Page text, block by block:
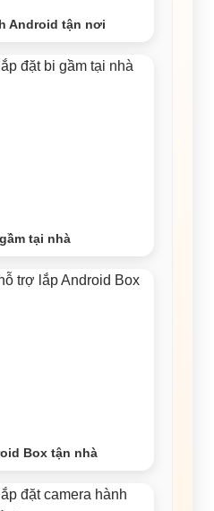
Android tận nơi
tại nhà
Box tận nhà